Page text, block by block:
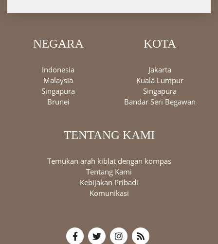
NEGARA
Indonesia
Malaysia
Singapura
Brunei
KOTA
Jakarta
Kuala Lumpur
Singapura
Bandar Seri Begawan
TENTANG KAMI
Temukan arah kiblat dengan kompas
Tentang Kami
Kebijakan Pribadi
Komunikasi